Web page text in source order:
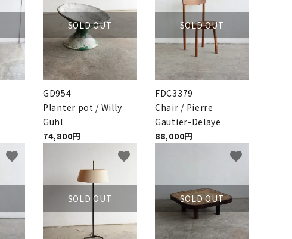
SOLD OUT
GD954
Planter pot / Willy
Guhl
74,800円
SOLD OUT
FDC3379
Chair / Pierre
Gautier-Delaye
88,000円
favorite
SOLD OUT
favorite
SOLD OUT
favorite